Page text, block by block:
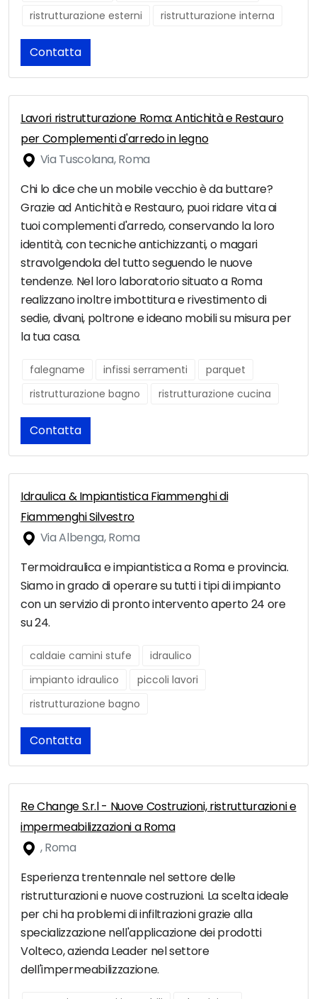
ristrutturazione esterni
ristrutturazione interna
Contatta
Lavori ristrutturazione Roma: Antichità e Restauro
per Complementi d'arredo in legno
Via Tuscolana, Roma
Chi lo dice che un mobile vecchio è da buttare?
Grazie ad Antichità e Restauro, puoi ridare vita ai
tuoi complementi d'arredo, conservando la loro
identità, con tecniche antichizzanti, o magari
stravolgendola del tutto seguendo le nuove
tendenze. Nel loro laboratorio situato a Roma
realizzano inoltre imbottitura e rivestimento di
sedie, divani, poltrone e ideano mobili su misura per
la tua casa.
falegname infissi serramenti
parquet
ristrutturazione bagno
ristrutturazione cucina
Contatta
Idraulica & Impiantistica Fiammenghi di
Fiammenghi Silvestro
Via Albenga, Roma
Termoidraulica e impiantistica a Roma e provincia.
Siamo in grado di operare su tutti i tipi di impianto
con un servizio di pronto intervento aperto 24 ore
su 24.
caldaie camini stufe
idraulico
impianto idraulico
piccoli lavori
ristrutturazione bagno
Contatta
Re Change S.r.l - Nuove Costruzioni, ristrutturazioni e
impermeabilizzazioni a Roma
, Roma
Esperienza trentennale nel settore delle
ristrutturazioni e nuove costruzioni. La scelta ideale
per chi ha problemi di infiltrazioni grazie alla
specializzazione nell'applicazione dei prodotti
Volteco, azienda Leader nel settore
dell'impermeabilizzazione.